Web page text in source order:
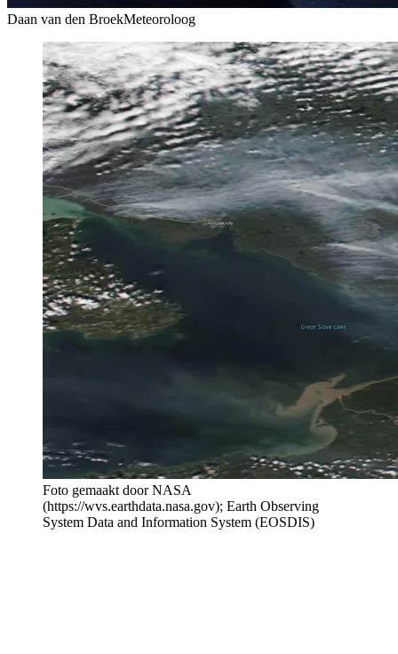
Daan van den BroekMeteoroloog
Foto gemaakt door NASA
(https://wvs.earthdata.nasa.gov); Earth Observing
System Data and Information System (EOSDIS)